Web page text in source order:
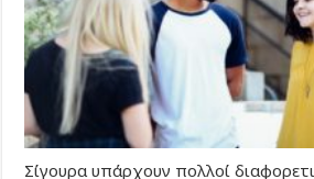
Σίγουρα υπάρχουν πολλοί